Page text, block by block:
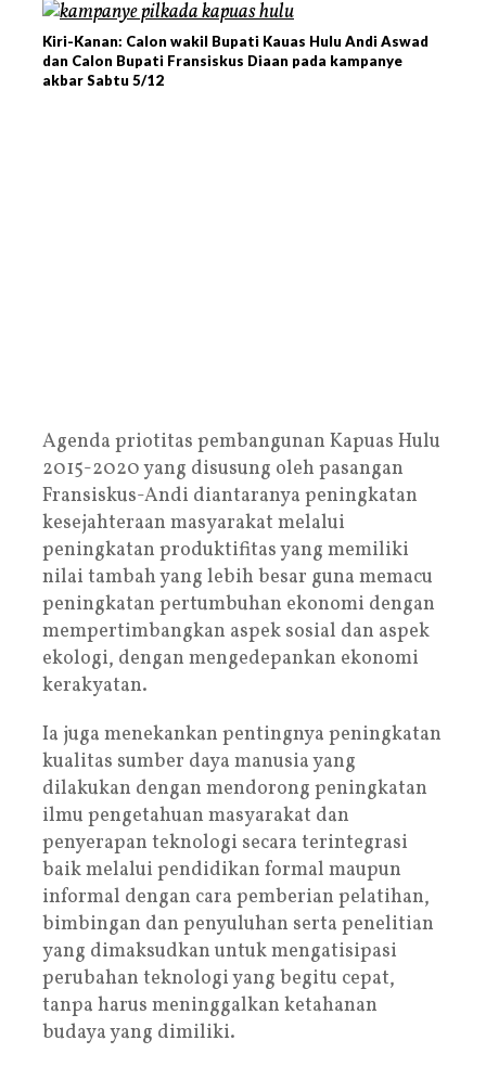
Kiri-Kanan: Calon wakil Bupati Kauas Hulu Andi Aswad
dan Calon Bupati Fransiskus Diaan pada kampanye
akbar Sabtu 5/12
Agenda priotitas pembangunan Kapuas Hulu
2015-2020 yang disusung oleh pasangan
Fransiskus-Andi diantaranya peningkatan
kesejahteraan masyarakat melalui
peningkatan produktifitas yang memiliki
nilai tambah yang lebih besar guna memacu
peningkatan pertumbuhan ekonomi dengan
mempertimbangkan aspek sosial dan aspek
ekologi, dengan mengedepankan ekonomi
kerakyatan.
Ia juga menekankan pentingnya peningkatan
kualitas sumber daya manusia yang
dilakukan dengan mendorong peningkatan
ilmu pengetahuan masyarakat dan
penyerapan teknologi secara terintegrasi
baik melalui pendidikan formal maupun
informal dengan cara pemberian pelatihan,
bimbingan dan penyuluhan serta penelitian
yang dimaksudkan untuk mengatisipasi
perubahan teknologi yang begitu cepat,
tanpa harus meninggalkan ketahanan
budaya yang dimiliki.